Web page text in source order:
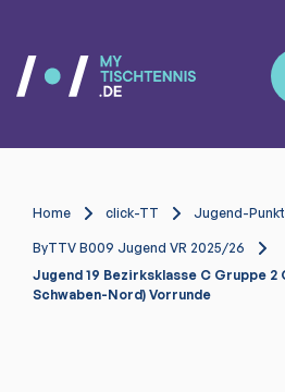
Home click-TT Jugend-
ByTTV B009 Jugend VR 2025/26
Jugend 19 Bezirksklasse C Gruppe 2
Schwaben-Nord) Vorrunde